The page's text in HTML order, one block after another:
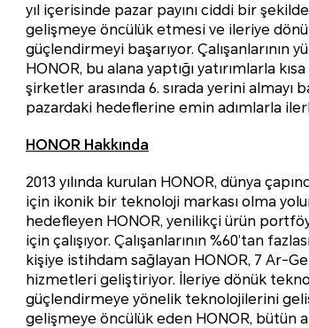
yıl içerisinde pazar payını ciddi bir
gelişmeye öncülük etmesi ve ileriye
güçlendirmeyi başarıyor. Çalışanlarının
HONOR, bu alana yaptığı yatırımlarla
şirketler arasında 6. sırada yerini
pazardaki hedeflerine emin adımlarla
HONOR Hakkında
2013 yılında kurulan HONOR, dünya
için ikonik bir teknoloji markası olma
hedefleyen HONOR, yenilikçi ürün
için çalışıyor. Çalışanlarının %60’tan
kişiye istihdam sağlayan HONOR, 7 Ar-
hizmetleri geliştiriyor. İleriye dönük
güçlendirmeye yönelik teknolojilerini
gelişmeye öncülük eden HONOR, bütün